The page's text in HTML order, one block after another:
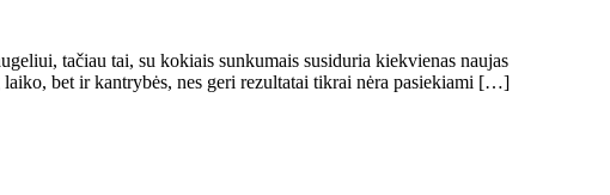
tačiau tai, su kokiais sunkumais susiduria kiekvienas naujas
bet ir kantrybės, nes geri rezultatai tikrai nėra pasiekiami […]